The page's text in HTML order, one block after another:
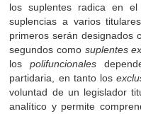
los suplentes radica en
suplencias a varios
primeros serán designados
segundos como suplentes
lospolifuncionales
partidaria, en tanto los
voluntad de un legislador
analítico y permite